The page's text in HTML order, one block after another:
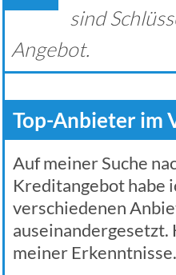
sind
Angebot.
Top-Anbieter im
Auf meiner Suche
Kreditangebot habe
verschiedenen
auseinandergesetzt.
meiner Erkenntnisse.